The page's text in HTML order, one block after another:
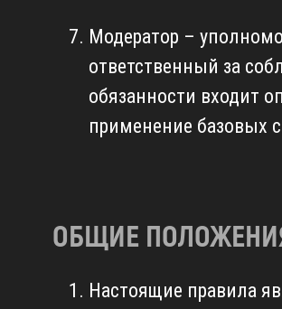
Модератор –
ответственный за
обязанности входит
применение базовых
ОБЩИЕ
Настоящие правила